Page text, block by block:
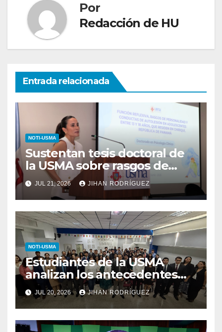
Por
Redacción de HU
Entrada relacionada
NOTI-USMA
Sustentan tesis doctoral de
la USMA sobre rasgos de
personalidad y conductas de
autolesión en adolescentes
JUL 21, 2026 JIHAN RODRÍGUEZ
NOTI-USMA
Estudiantes de la USMA
analizan los antecedentes
del Derecho Romano junto a
diputada invitada
JUL 20, 2026 JIHAN RODRÍGUEZ